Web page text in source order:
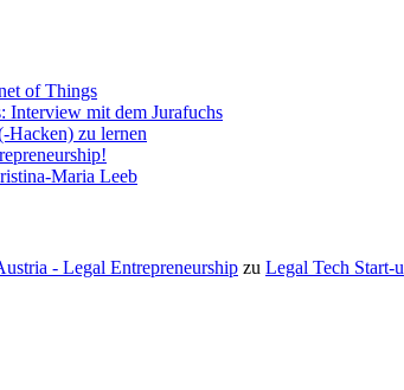
of Things
Interview mit dem Jurafuchs
Hacken) zu lernen
Maria Leeb
- Legal Entrepreneurship zu Legal Tech Start-